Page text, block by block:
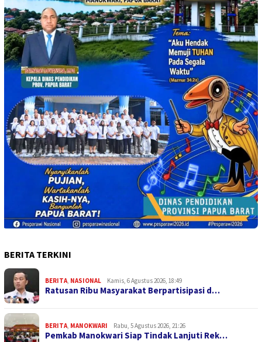
BERITA TERKINI
BERITA, NASIONAL Kamis, 6 Agustus 2026, 18:49
Ratusan Ribu Masyarakat Berpartisipasi d…
BERITA, MANOKWARI Rabu, 5 Agustus 2026, 21:26
Pemkab Manokwari Siap Tindak Lanjuti Rek…